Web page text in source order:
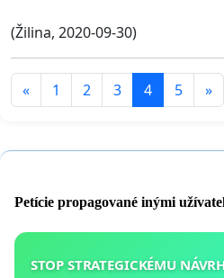
(Žilina, 2020-09-30)
« 1 2 3 4 5 »
Petície propagované inými
STOP STRATEGICKÉMU